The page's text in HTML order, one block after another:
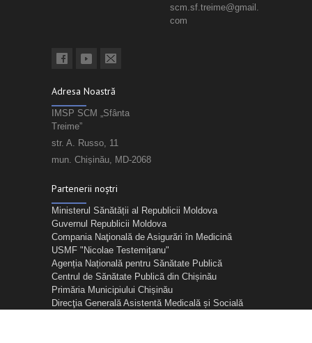
scm.sf.treime@gmail.
com
Adresa Noastră
IMSP SCM „Sfânta
Treime”
str. A. Russo, 11
mun. Chișinău, MD-2068
Partenerii noștri
Ministerul Sănătății al Republicii Moldova
Guvernul Republicii Moldova
Compania Naţională de Asigurări în Medicină
USMF "Nicolae Testemițanu"
Agenția Națională pentru Sănătate Publică
Centrul de Sănătate Publică din Chișinău
Primăria Municipiului Chișinău
Direcţia Generală Asistentă Medicală și Socială